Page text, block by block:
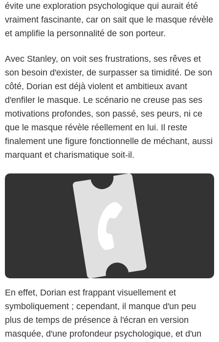
évite une exploration psychologique qui aurait été
vraiment fascinante, car on sait que le masque révèle
et amplifie la personnalité de son porteur.
Avec Stanley, on voit ses frustrations, ses rêves et
son besoin d'exister, de surpasser sa timidité. De son
côté, Dorian est déjà violent et ambitieux avant
d'enfiler le masque. Le scénario ne creuse pas ses
motivations profondes, son passé, ses peurs, ni ce
que le masque révèle réellement en lui. Il reste
finalement une figure fonctionnelle de méchant, aussi
marquant et charismatique soit-il.
New Line
En effet, Dorian est frappant visuellement et
symboliquement ; cependant, il manque d'un peu
plus de temps de présence à l'écran en version
masquée, d'une profondeur psychologique, et d'un